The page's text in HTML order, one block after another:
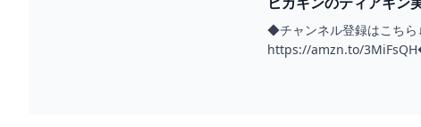
◆チャンネル登録はこち
https://amzn.to/